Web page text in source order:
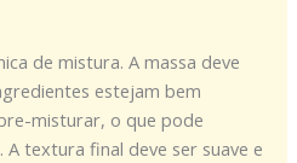
de mistura. A massa deve
estejam bem
misturar, o que pode
textura final deve ser suave e